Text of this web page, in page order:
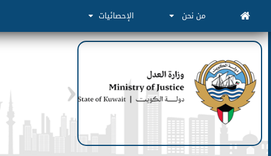
من نحن الإحصائيات